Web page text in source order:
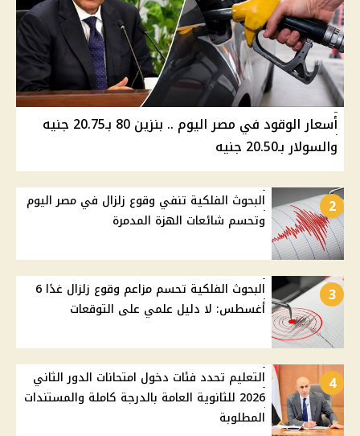
أسعار الوقود في مصر اليوم .. بنزين 80 بـ20.75 جنيه
والسولار بـ20.50 جنيه
2
البحوث الفلكية تنفي وقوع زلزال في مصر اليوم
وتحسم شائعات الهزة المدمرة
3
البحوث الفلكية تحسم مزاعم وقوع زلزال غدًا 6
أغسطس: لا دليل علمي على التوقعات
4
التعليم تحدد فئات دخول امتحانات الدور الثاني
2026 للثانوية العامة بالدرجة كاملة والمستندات
المطلوبة